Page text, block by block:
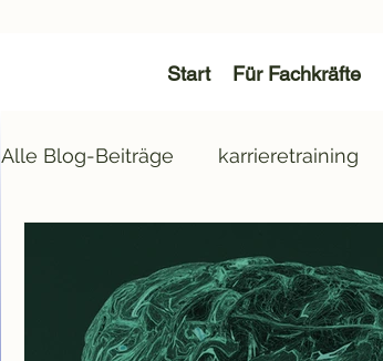
Start Für Fachkräfte
Alle Blog-Beiträge karrieretraining